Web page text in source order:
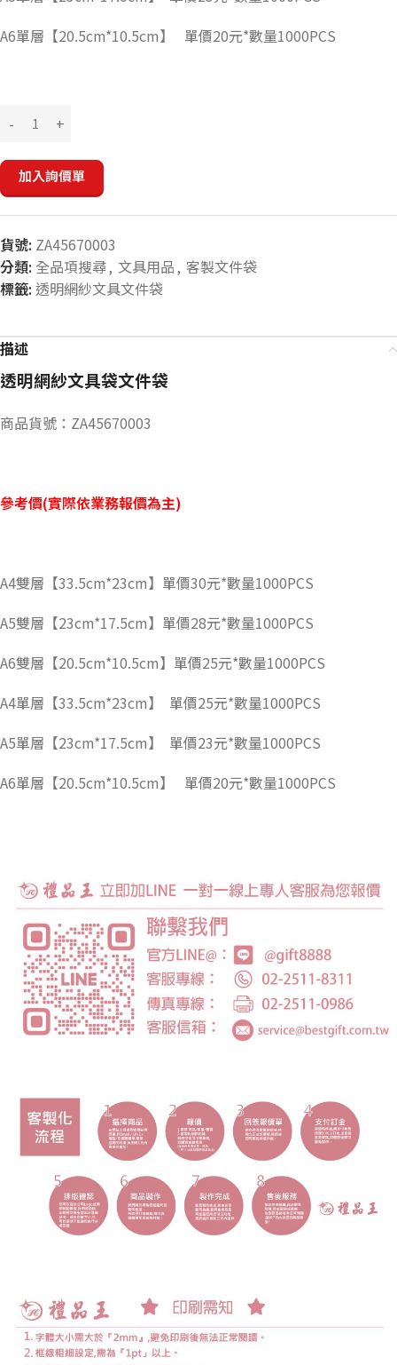
A6單層【20.5cm*10.5cm】 單價20元*數量1000PCS
加入詢價單
貨號: ZA45670003
分類: 全品項搜尋, 文具用品 , 客製文件袋
標籤: 透明網紗文具文件袋
描述
透明網紗文具袋文件袋
商品貨號：ZA45670003
參考價(實際依業務報價為主)
A4雙層【33.5cm*23cm】單價30元*數量1000PCS
A5雙層【23cm*17.5cm】單價28元*數量1000PCS
A6雙層【20.5cm*10.5cm】單價25元*數量1000PCS
A4單層【33.5cm*23cm】 單價25元*數量1000PCS
A5單層【23cm*17.5cm】 單價23元*數量1000PCS
A6單層【20.5cm*10.5cm】 單價20元*數量1000PCS